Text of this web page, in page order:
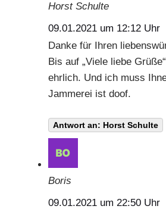
Horst Schulte
09.01.2021 um 12:12 Uhr
Danke für Ihren
Bis auf „Viele liebe
ehrlich. Und ich muss
Jammerei ist doof.
Antwort an: Horst Schulte
Boris
09.01.2021 um 22:50 Uhr